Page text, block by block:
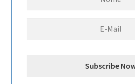
(124mm)